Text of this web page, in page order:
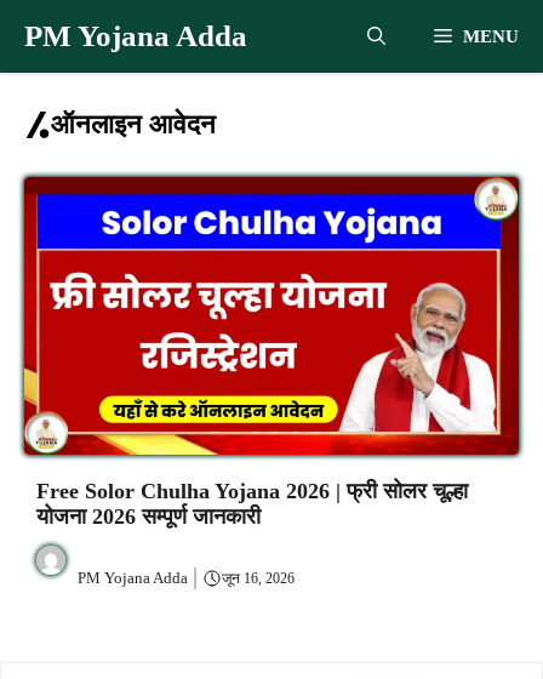
PM Yojana Adda MENU
ऑनलाइन आवेदन
Free Solor Chulha Yojana 2026 | फ्री सोलर चूल्हा
योजना 2026 सम्पूर्ण जानकारी
PM Yojana Adda जून 16, 2026